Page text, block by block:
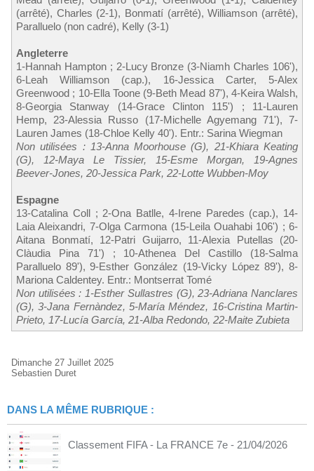
(arrêté), Charles (2-1), Bonmatí (arrêté), Williamson (arrêté),
Paralluelo (non cadré), Kelly (3-1)
Angleterre
1-Hannah Hampton ; 2-Lucy Bronze (3-Niamh Charles 106'),
6-Leah Williamson (cap.), 16-Jessica Carter, 5-Alex
Greenwood ; 10-Ella Toone (9-Beth Mead 87'), 4-Keira Walsh,
8-Georgia Stanway (14-Grace Clinton 115') ; 11-Lauren
Hemp, 23-Alessia Russo (17-Michelle Agyemang 71'), 7-
Lauren James (18-Chloe Kelly 40'). Entr.: Sarina Wiegman
Non utilisées : 13-Anna Moorhouse (G), 21-Khiara Keating
(G), 12-Maya Le Tissier, 15-Esme Morgan, 19-Agnes
Beever-Jones, 20-Jessica Park, 22-Lotte Wubben-Moy
Espagne
13-Catalina Coll ; 2-Ona Batlle, 4-Irene Paredes (cap.), 14-
Laia Aleixandri, 7-Olga Carmona (15-Leila Ouahabi 106') ; 6-
Aitana Bonmatí, 12-Patri Guijarro, 11-Alexia Putellas (20-
Clàudia Pina 71') ; 10-Athenea Del Castillo (18-Salma
Paralluelo 89'), 9-Esther González (19-Vicky López 89'), 8-
Mariona Caldentey. Entr.: Montserrat Tomé
Non utilisées : 1-Esther Sullastres (G), 23-Adriana Nanclares
(G), 3-Jana Fernàndez, 5-María Méndez, 16-Cristina Martin-
Prieto, 17-Lucía García, 21-Alba Redondo, 22-Maite Zubieta
Dimanche 27 Juillet 2025
Sebastien Duret
DANS LA MÊME RUBRIQUE :
Classement FIFA - La FRANCE 7e - 21/04/2026